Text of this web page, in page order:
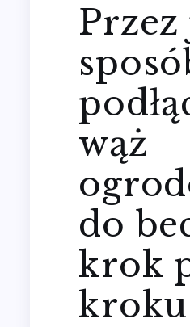
wąż
do
krok
kroku